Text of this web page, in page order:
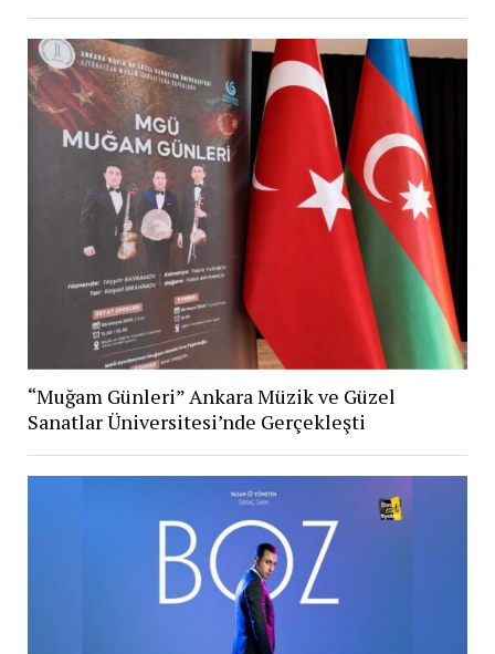
“Muğam Günleri” Ankara Müzik ve Güzel
Sanatlar Üniversitesi’nde Gerçekleşti